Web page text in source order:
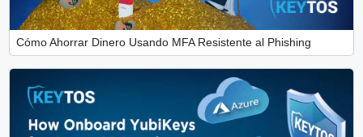
Cómo Ahorrar Dinero Usando MFA Resistente al Phishing